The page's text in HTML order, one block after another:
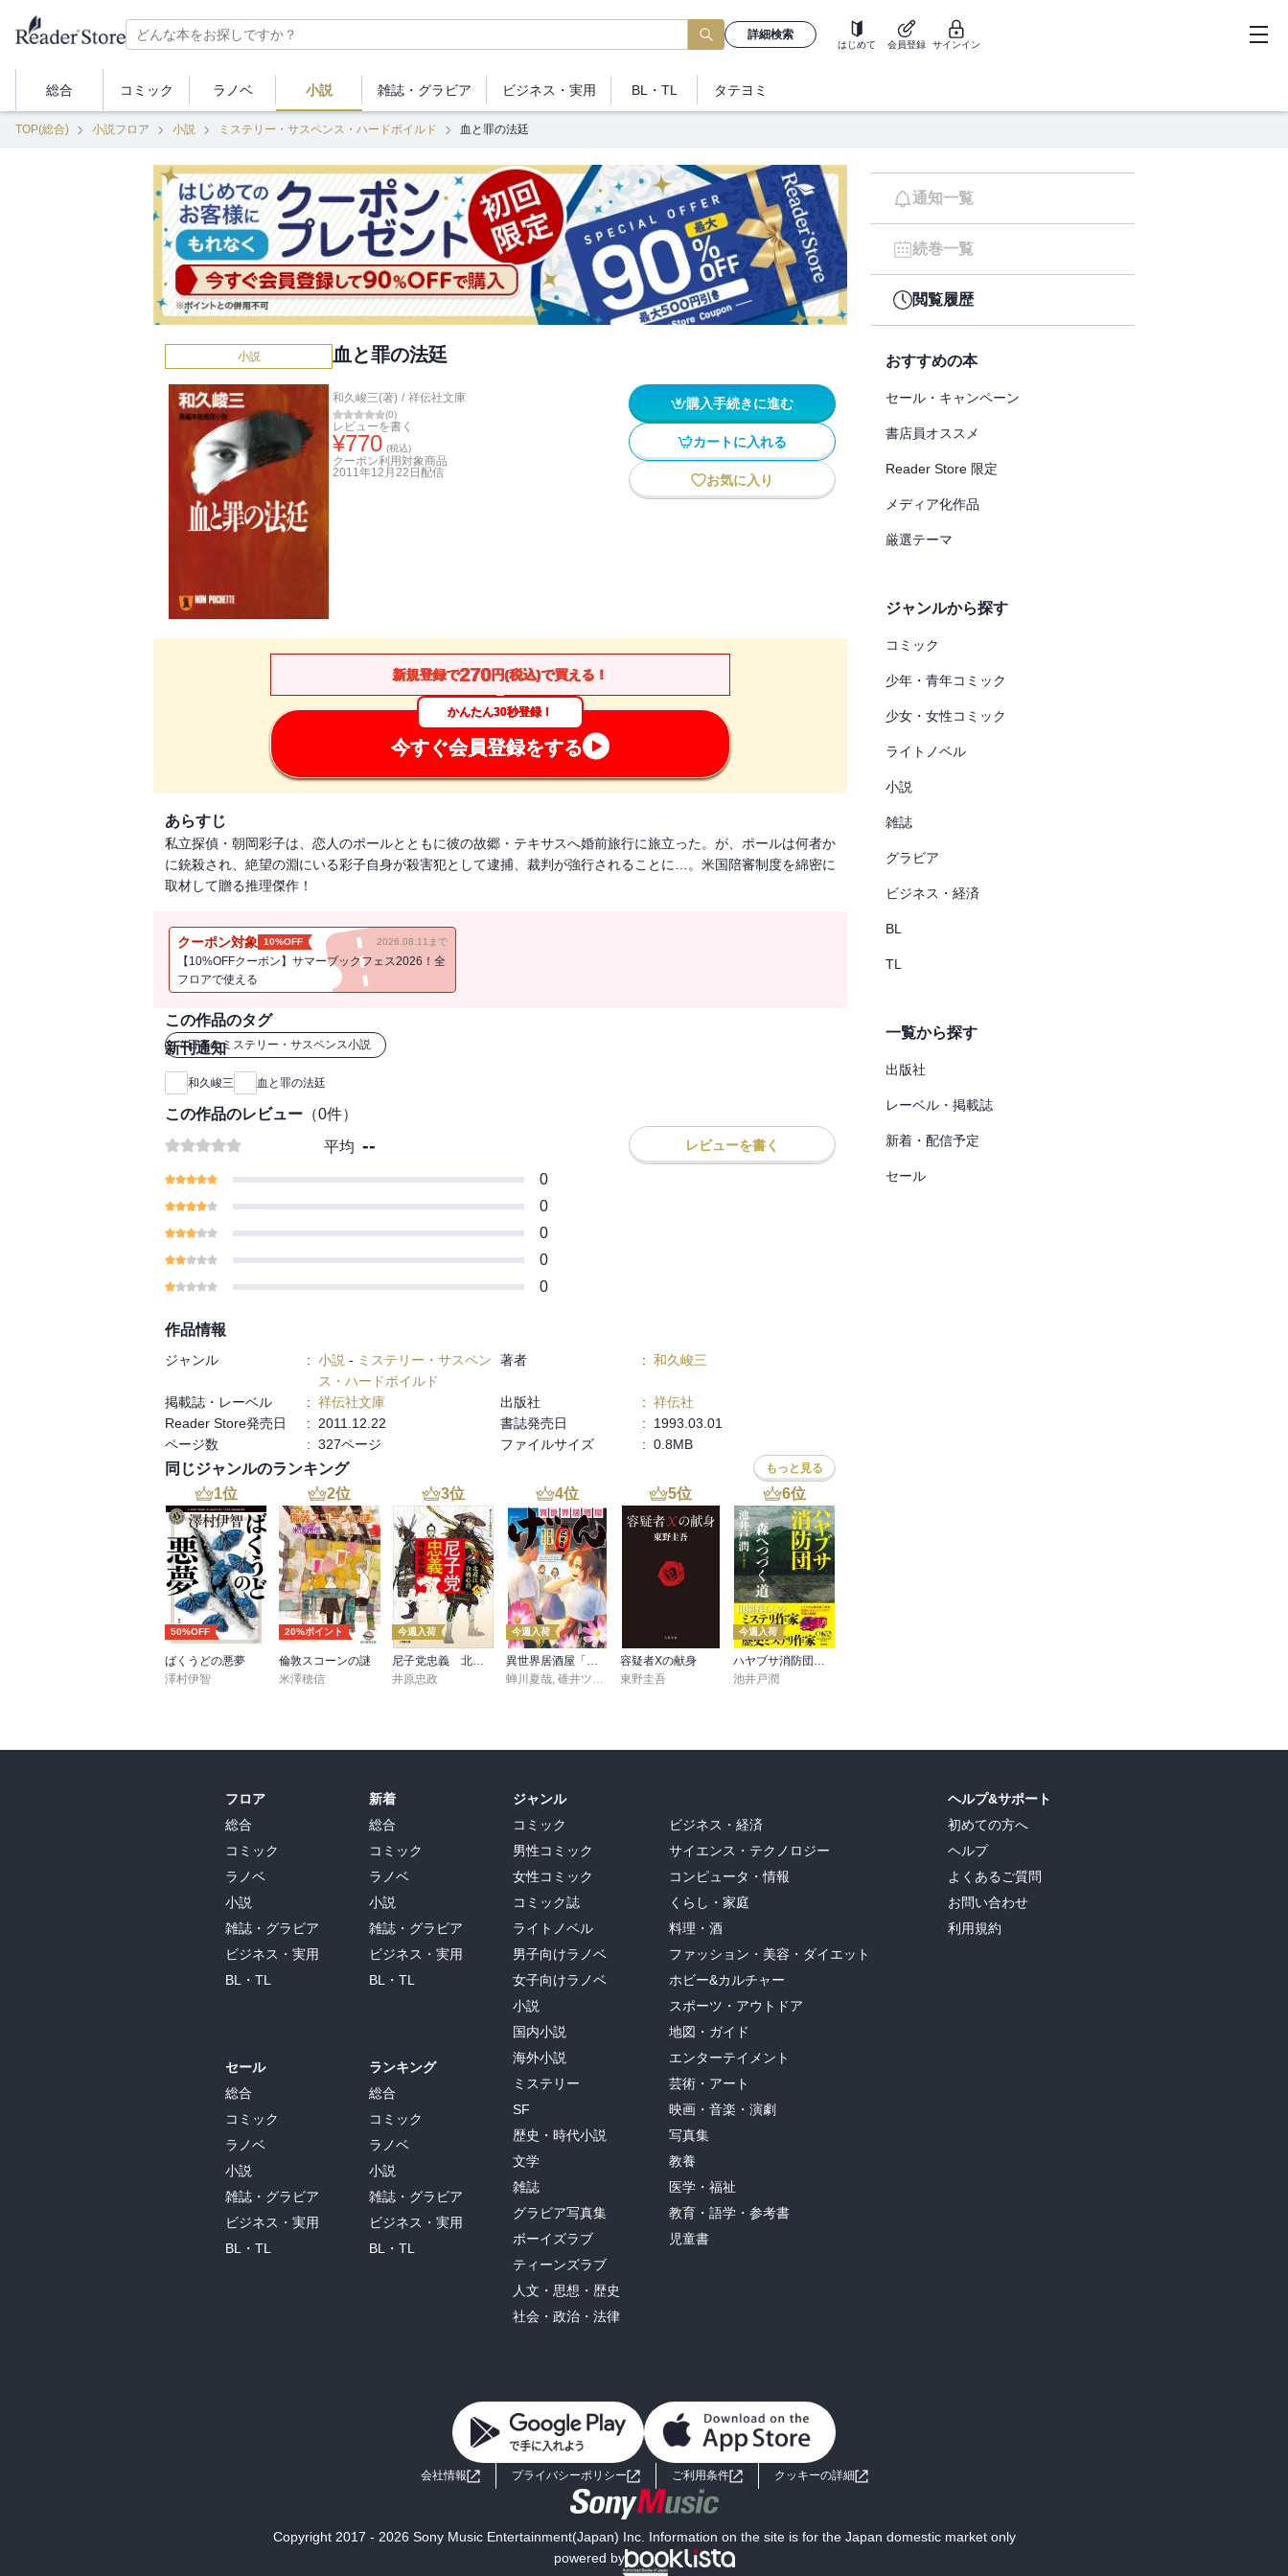
詳細検索
はじめて 会員登録 サインイン
総合 コミック ラノベ 小説 雑誌・ グラビア ビジネス ・実用 BL・TL タテヨミ
TOP(総合) 小説フロア 小説 ミステリー・サスペンス・ハードボイルド 血と罪の法廷
小説 血と罪の法廷
和久峻三(著) / 祥伝社文庫
(0)
レビューを書く
¥770 (税込)
クーポン利用対象商品
2011年12月22日 配信
購入手続きに進む
カートに入れる
お気に入り
新規登録で270円(税込)で買える！
かんたん30秒登録！
今すぐ会員登録をする
あらすじ
私立探偵・朝岡彩子は、恋人のポールとともに彼の故郷・テキサスへ婚前旅行に旅立った。が、ポールは何者か
に銃殺され、絶望の淵にいる彩子自身が殺害犯として逮捕、裁判が強行されることに…。米国陪審制度を綿密に
取材して贈る推理傑作！
クーポン対象 10%OFF 2026.08.11まで
【10%OFFクーポン】サマーブックフェス2026！全
フロアで使える
この作品のタグ
#日本のミステリー・サスペンス小説
新刊通知
和久峻三 血と罪の法廷
この作品のレビュー （0件）
平均 -- レビューを書く
0
0
0
0
0
作品情報
ジャンル : 小説 - ミステリー・サスペン
ス・ハードボイルド
著者 : 和久峻三
掲載誌・レーベル : 祥伝社文庫 出版社 : 祥伝社
Reader Store発売日
: 2011.12.22 書誌発売日 :
1993.03.01
ページ数
: 327ページ ファイルサイズ : 0.8MB
同じジャンルのランキング もっと見る
1位
50%OFF
ばくうどの悪夢
澤村伊智
2位
20%ポイント
倫敦スコーンの謎
米澤穂信
3位
今週入荷
尼子党忠義 北近江合戦心得〈八〉
井原忠政
4位
今週入荷
異世界居酒屋「げん」三杯目
蝉川夏哉, 碓井ツカサ
5位
容疑者Xの献身
東野圭吾
6位
今週入荷
ハヤブサ消防団 森へつづく道
池井戸潤
通知一覧
続巻一覧
閲覧履歴
おすすめの本
セール・キャンペーン
書店員オススメ
Reader Store 限定
メディア化作品
厳選テーマ
ジャンルから探す
コミック
少年・青年コミック
少女・女性コミック
ライトノベル
小説
雑誌
グラビア
ビジネス・経済
BL
TL
一覧から探す
出版社
レーベル・掲載誌
新着・配信予定
セール
フロア
総合
コミック
ラノベ
小説
雑誌・グラビア
ビジネス・実用
BL・TL
セール
総合
コミック
ラノベ
小説
雑誌・グラビア
ビジネス・実用
BL・TL
新着
総合
コミック
ラノベ
小説
雑誌・グラビア
ビジネス・実用
BL・TL
ランキング
総合
コミック
ラノベ
小説
雑誌・グラビア
ビジネス・実用
BL・TL
ジャンル
コミック
男性コミック
女性コミック
コミック誌
ライトノベル
男子向けラノベ
女子向けラノベ
小説
国内小説
海外小説
ミステリー
SF
歴史・時代小説
文学
雑誌
グラビア写真集
ボーイズラブ
ティーンズラブ
人文・思想・歴史
社会・政治・法律
ビジネス・経済
サイエンス・テクノロジー
コンピュータ・情報
くらし・家庭
料理・酒
ファッション・美容・ダイエット
ホビー&カルチャー
スポーツ・アウトドア
地図・ガイド
エンターテイメント
芸術・アート
映画・音楽・演劇
写真集
教養
医学・福祉
教育・語学・参考書
児童書
ヘルプ&サポート
初めての方へ
ヘルプ
よくあるご質問
お問い合わせ
利用規約
会社情報 プライバシーポリシー ご利用条件 クッキーの詳細
Copyright 2017 - 2026 Sony Music Entertainment(Japan) Inc. Information on the site is for the Japan domestic market only
powered by